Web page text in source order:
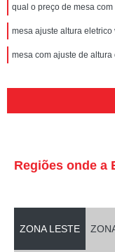
qual o preço de mesa
mesa ajuste altura
mesa com ajuste de
Regiões onde a
ZONA LESTE